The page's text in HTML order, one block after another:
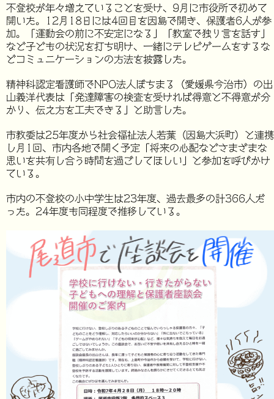
不登校が年々増えていることを受け、9月に市役所で初めて
開いた。12月18日には4回目を因島で開き、保護者6人が参
加。「運動会の前に不安定になる」「教室で独り言を話す」
など子どもの状況を打ち明け、一緒にテレビゲームをするな
どコミュニケーションの方法を披露した。
精神科認定看護師でNPO法人ぼちまる（愛媛県今治市）の出
山義洋代表は「発達障害の検査を受ければ得意と不得意が分
かり、伝え方を工夫できる」と助言した。
市教委は25年度から社会福祉法人若葉（因島大浜町）と連携
し月1回、市内各地で開く予定「将来の心配などさまざまな
思いを共有し合う時間を過ごしてほしい」と参加を呼びかけ
ている。
市内の不登校の小中学生は23年度、過去最多の計366人だ
った。24年度も同程度で推移している。